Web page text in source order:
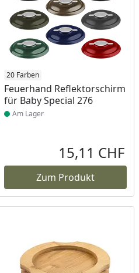
in ProzentPreis
20 Farben
Feuerhand Reflektorschirm
für Baby Special 276
Produkt am Lager
Am Lager
15,11 CHF
Zum Produkt